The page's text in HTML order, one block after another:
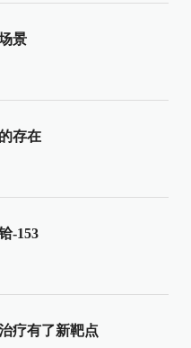
景
存在
-153
疗有了新靶点